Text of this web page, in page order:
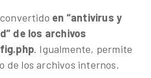
en “antivirus y
de los archivos
. Igualmente, permite
de los archivos internos.